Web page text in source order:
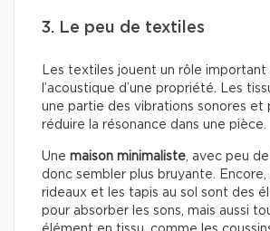
3. Le peu de textiles
Les textiles jouent un rôle important
l’acoustique d’une propriété. Les
une partie des vibrations sonores
réduire la résonance dans une pièce.
Une maison minimaliste, avec peu
donc sembler plus bruyante. Encore,
rideaux et les tapis au sol sont des
pour absorber les sons, mais aussi